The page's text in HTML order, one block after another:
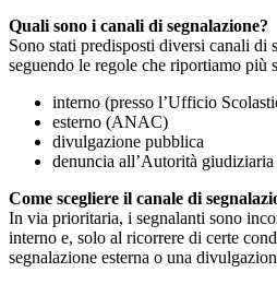
Quali sono i canali di segnalazione?
Sono stati predisposti diversi canali di
seguendo le regole che riportiamo più
interno (presso l’Ufficio
esterno (ANAC)
divulgazione pubblica
denuncia all’Autorità giudiziaria
Come scegliere il canale di
In via prioritaria, i segnalanti sono
interno e, solo al ricorrere di certe
segnalazione esterna o una